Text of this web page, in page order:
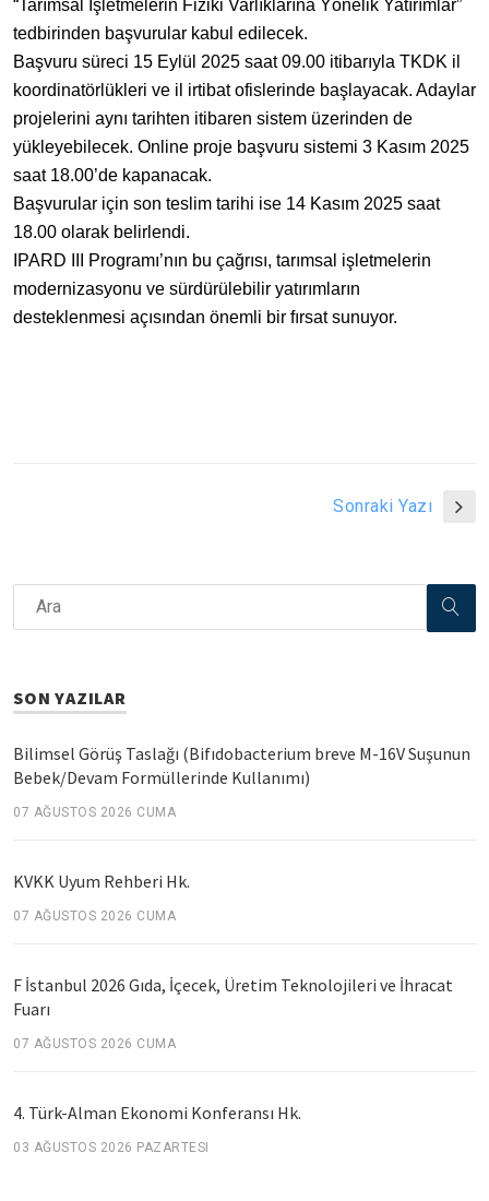
“Tarımsal İşletmelerin Fiziki Varlıklarına Yönelik Yatırımlar”
tedbirinden başvurular kabul edilecek.
Başvuru süreci 15 Eylül 2025 saat 09.00 itibarıyla TKDK il
koordinatörlükleri ve il irtibat ofislerinde başlayacak. Adaylar
projelerini aynı tarihten itibaren sistem üzerinden de
yükleyebilecek. Online proje başvuru sistemi 3 Kasım 2025
saat 18.00’de kapanacak.
Başvurular için son teslim tarihi ise 14 Kasım 2025 saat
18.00 olarak belirlendi.
IPARD III Programı’nın bu çağrısı, tarımsal işletmelerin
modernizasyonu ve sürdürülebilir yatırımların
desteklenmesi açısından önemli bir fırsat sunuyor.
Sonraki Yazı
SON YAZILAR
Bilimsel Görüş Taslağı (Bifıdobacterium breve M-16V Suşunun
Bebek/Devam Formüllerinde Kullanımı)
07 AĞUSTOS 2026 CUMA
KVKK Uyum Rehberi Hk.
07 AĞUSTOS 2026 CUMA
F İstanbul 2026 Gıda, İçecek, Üretim Teknolojileri ve İhracat
Fuarı
07 AĞUSTOS 2026 CUMA
4. Türk-Alman Ekonomi Konferansı Hk.
03 AĞUSTOS 2026 PAZARTESI